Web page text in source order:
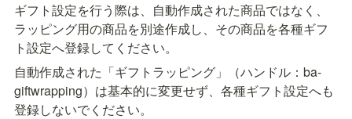
ギフト設定を行う際は、自動作成された商品ではなく、
ラッピング用の商品を別途作成し、その商品を各種ギフ
ト設定へ登録してください。
自動作成された「ギフトラッピング」（ハンドル：ba-
giftwrapping）は基本的に変更せず、各種ギフト設定へも
登録しないでください。